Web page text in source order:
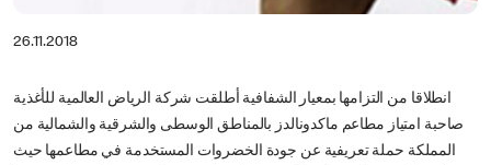
26.11.2018
انطلاقا من التزامها بمعيار الشفافية أطلقت شركة الرياض العالمية للأغذية
صاحبة امتياز مطاعم ماكدونالدز بالمناطق الوسطى والشرقية والشمالية من
المملكة حملة تعريفية عن جودة الخضروات المستخدمة في مطاعمها حيث